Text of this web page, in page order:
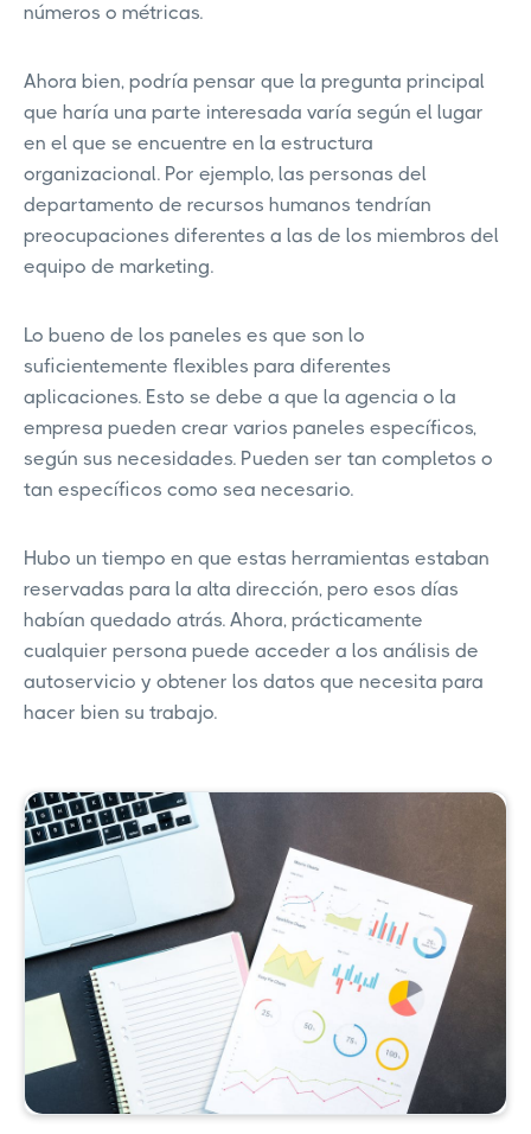
números o métricas.
Ahora bien, podría pensar que la pregunta principal
que haría una parte interesada varía según el lugar
en el que se encuentre en la estructura
organizacional. Por ejemplo, las personas del
departamento de recursos humanos tendrían
preocupaciones diferentes a las de los miembros del
equipo de marketing.
Lo bueno de los paneles es que son lo
suficientemente flexibles para diferentes
aplicaciones. Esto se debe a que la agencia o la
empresa pueden crear varios paneles específicos,
según sus necesidades. Pueden ser tan completos o
tan específicos como sea necesario.
Hubo un tiempo en que estas herramientas estaban
reservadas para la alta dirección, pero esos días
habían quedado atrás. Ahora, prácticamente
cualquier persona puede acceder a los análisis de
autoservicio y obtener los datos que necesita para
hacer bien su trabajo.